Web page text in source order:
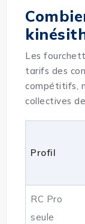
Les
tarifs des
compétitifs,
collectives
Profil
RC Pro
seule